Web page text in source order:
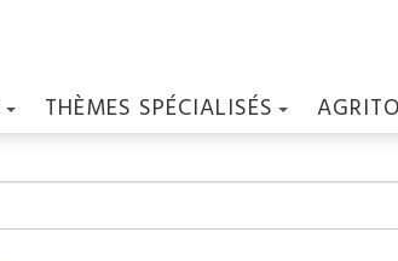
THÈMES SPÉCIALISÉS